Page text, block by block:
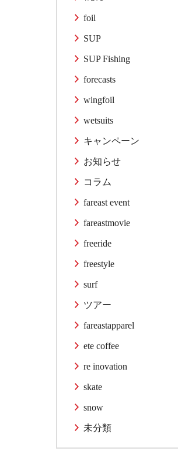
foil
SUP
SUP Fishing
forecasts
wingfoil
wetsuits
キャンペーン
お知らせ
コラム
fareast event
fareastmovie
freeride
freestyle
surf
ツアー
fareastapparel
ete coffee
re inovation
skate
snow
未分類